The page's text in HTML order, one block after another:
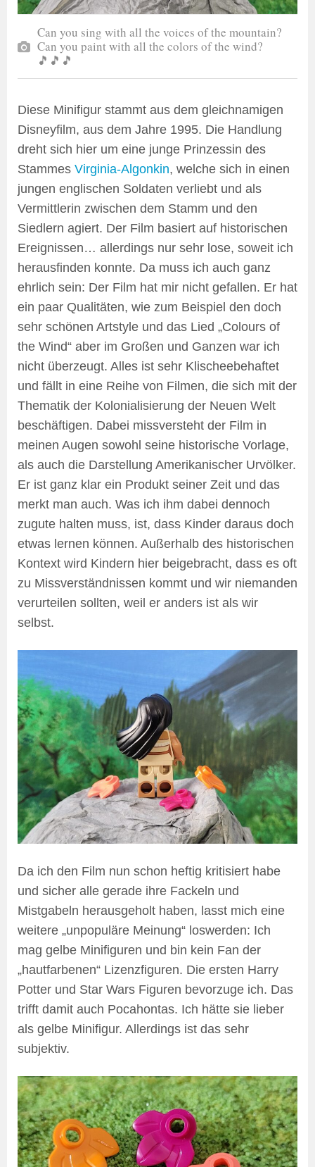
Can you sing with all the voices of the mountain?
Can you paint with all the colors of the wind?
🎵🎵🎵
Diese Minifigur stammt aus dem gleichnamigen
Disneyfilm, aus dem Jahre 1995. Die Handlung
dreht sich hier um eine junge Prinzessin des
Stammes Virginia-Algonkin, welche sich in einen
jungen englischen Soldaten verliebt und als
Vermittlerin zwischen dem Stamm und den
Siedlern agiert. Der Film basiert auf historischen
Ereignissen… allerdings nur sehr lose, soweit ich
herausfinden konnte. Da muss ich auch ganz
ehrlich sein: Der Film hat mir nicht gefallen. Er hat
ein paar Qualitäten, wie zum Beispiel den doch
sehr schönen Artstyle und das Lied „Colours of
the Wind“ aber im Großen und Ganzen war ich
nicht überzeugt. Alles ist sehr Klischeebehaftet
und fällt in eine Reihe von Filmen, die sich mit der
Thematik der Kolonialisierung der Neuen Welt
beschäftigen. Dabei missversteht der Film in
meinen Augen sowohl seine historische Vorlage,
als auch die Darstellung Amerikanischer Urvölker.
Er ist ganz klar ein Produkt seiner Zeit und das
merkt man auch. Was ich ihm dabei dennoch
zugute halten muss, ist, dass Kinder daraus doch
etwas lernen können. Außerhalb des historischen
Kontext wird Kindern hier beigebracht, dass es oft
zu Missverständnissen kommt und wir niemanden
verurteilen sollten, weil er anders ist als wir
selbst.
Da ich den Film nun schon heftig kritisiert habe
und sicher alle gerade ihre Fackeln und
Mistgabeln herausgeholt haben, lasst mich eine
weitere „unpopuläre Meinung“ loswerden: Ich
mag gelbe Minifiguren und bin kein Fan der
„hautfarbenen“ Lizenzfiguren. Die ersten Harry
Potter und Star Wars Figuren bevorzuge ich. Das
trifft damit auch Pocahontas. Ich hätte sie lieber
als gelbe Minifigur. Allerdings ist das sehr
subjektiv.